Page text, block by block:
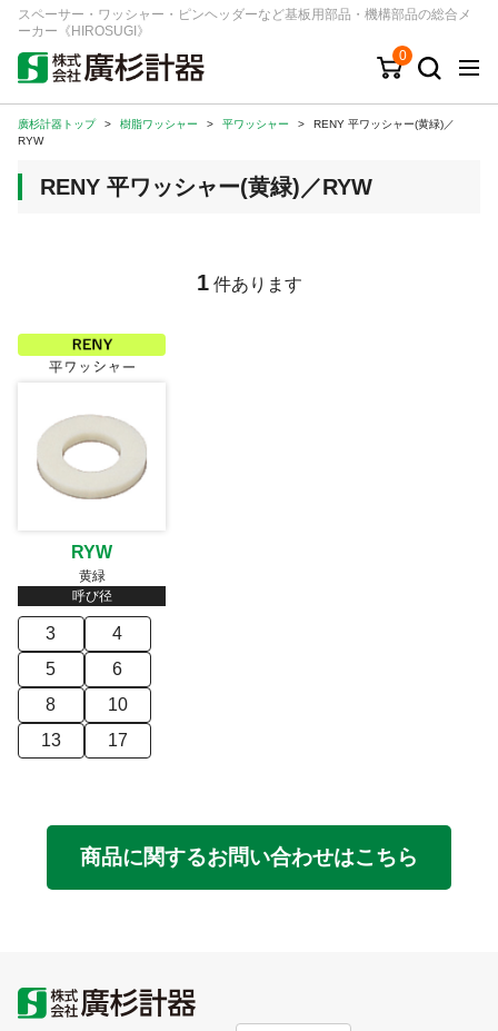
スペーサー・ワッシャー・ピンヘッダーなど基板用部品・機構部品の総合メ
ーカー《HIROSUGI》
0
キーワード 品番/シリーズ
商品カテゴリから探す
ジャンルから探す
ログイン
注文・見積りについて
お問い合わせ窓口
会社情報
廣杉計器トップ > 樹脂ワッシャー > 平ワッシャー >
RENY 平ワッシャー(黄緑)／
RYW
RENY 平ワッシャー(黄緑)／RYW
1 件あります
RYW
黄緑
呼び径
3
4
5
6
8
10
13
17
商品に関するお問い合わせはこちら